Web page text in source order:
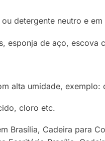
detergente neutro e
esponja de aço, escova
alta umidade, exemplo:
cloro etc.
Brasília, Cadeira para